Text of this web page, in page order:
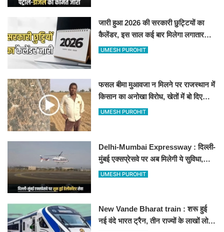
जारी हुआ 2026 की सरकारी छुट्टियों का
कैलेंडर, इस साल कई बार मिलेगा लगातार
अवकाश, देखें
UMESH PUROHIT
फसल बीमा मुआवजा न मिलने पर राजस्थान में
किसान का अनोखा विरोध, खेतों में बो दिए
500-500 रुपए के नोट, वीडियो वायरल
UMESH PUROHIT
Delhi-Mumbai Expressway : दिल्ली-
मुंबई एक्सप्रेसवे पर अब मिलेगी ये सुविधा,
हेलीकॉप्टर सर्विस से तुरंत घायल पहुंचेगा
UMESH PUROHIT
New Vande Bharat train : शरू हुई
नई वंदे भारत ट्रैन, तीन राज्यों के लाखों लोगों